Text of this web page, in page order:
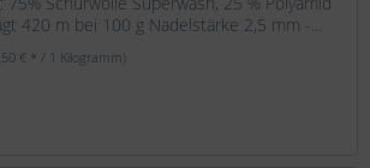
420 m bei 100 g Nadelstärke 2,5 mm -...
€ * / 1 Kilogramm)